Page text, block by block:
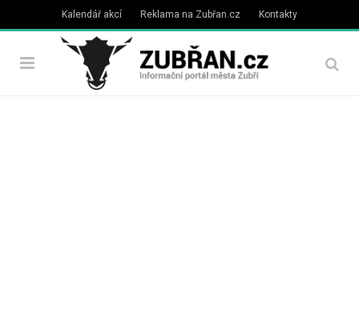
Kalendář akcí Reklama na Zubřan.cz Kontakty